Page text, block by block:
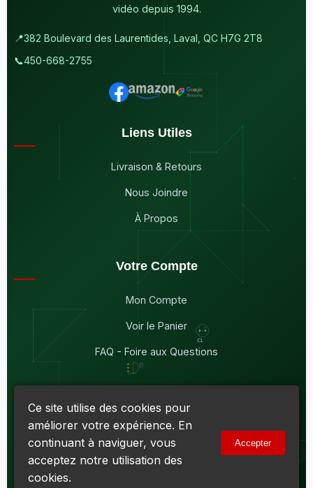
vidéo depuis 1994.
📍382 Boulevard des Laurentides, Laval, QC H7G 2T8
📞450-668-2755
Liens Utiles
Livraison & Retours
Nous Joindre
À Propos
Votre Compte
Mon Compte
Voir le Panier
FAQ - Foire aux Questions
© 2026Maddison Électronique Inc.
Politique de confidentialité & Cookies|
Conditions d'utilisation
Numéro d'entreprise du Québec (NEQ) :
R138919030RT0001 • TVQ : 10-1702-3051TQ0001
Ce site utilise des cookies pour
améliorer votre expérience. En
continuant à naviguer, vous
acceptez notre utilisation des
cookies.
Accepter